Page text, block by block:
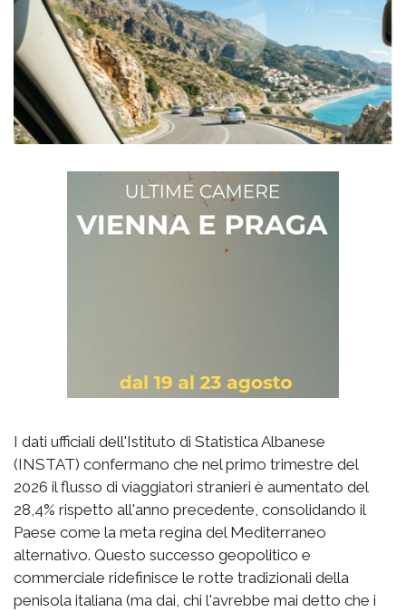
I dati ufficiali dell'Istituto di Statistica Albanese
(INSTAT) confermano che nel primo trimestre del
2026 il flusso di viaggiatori stranieri è aumentato del
28,4% rispetto all'anno precedente, consolidando il
Paese come la meta regina del Mediterraneo
alternativo. Questo successo geopolitico e
commerciale ridefinisce le rotte tradizionali della
penisola italiana (ma dai, chi l'avrebbe mai detto che i